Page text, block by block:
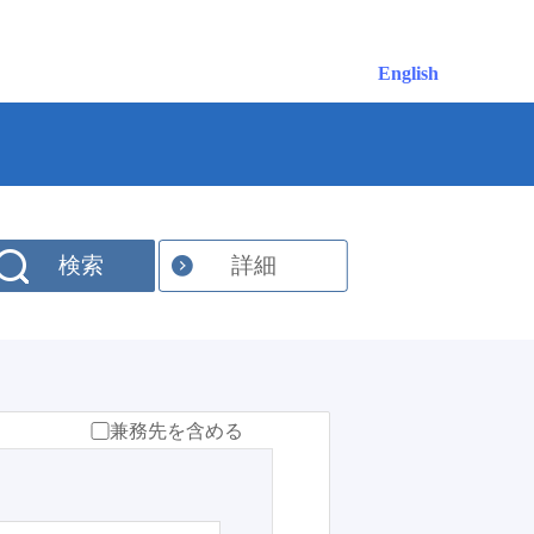
English
検索 詳細
兼務先を含める